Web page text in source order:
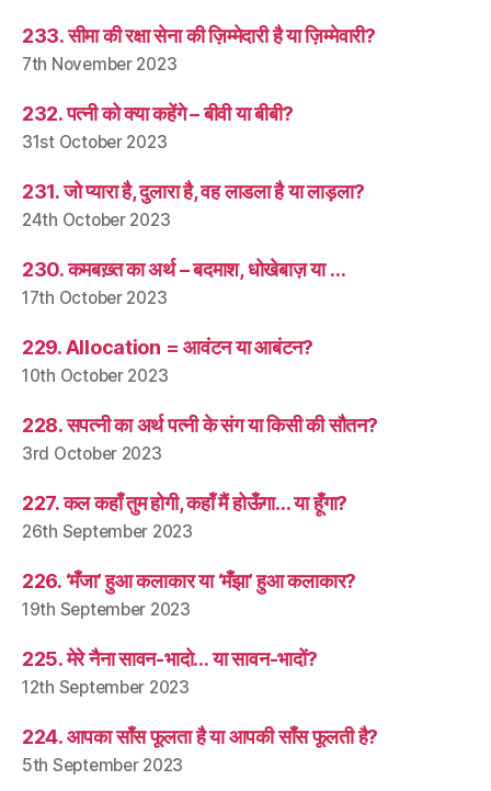
233. सीमा की रक्षा सेना की ज़िम्मेदारी है या ज़िम्मेवारी?
7th November 2023
232. पत्नी को क्या कहेंगे – बीवी या बीबी?
31st October 2023
231. जो प्यारा है, दुलारा है, वह लाडला है या लाड़ला?
24th October 2023
230. कमबख़्त का अर्थ – बदमाश, धोखेबाज़ या …
17th October 2023
229. Allocation = आवंटन या आबंटन?
10th October 2023
228. सपत्नी का अर्थ पत्नी के संग या किसी की सौतन?
3rd October 2023
227. कल कहाँ तुम होगी, कहाँ मैं होऊँगा… या हूँगा?
26th September 2023
226. ‘मँजा’ हुआ कलाकार या ‘मँझा’ हुआ कलाकार?
19th September 2023
225. मेरे नैना सावन-भादो… या सावन-भादों?
12th September 2023
224. आपका साँस फूलता है या आपकी साँस फूलती है?
5th September 2023